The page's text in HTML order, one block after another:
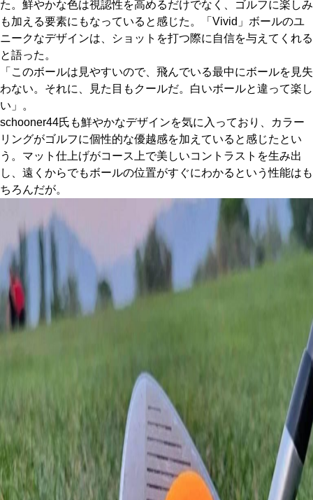
た。鮮やかな色は視認性を高めるだけでなく、ゴルフに楽しみ
も加える要素にもなっていると感じた。「Vivid」ボールのユ
ニークなデザインは、ショットを打つ際に自信を与えてくれる
と語った。
「このボールは見やすいので、飛んでいる最中にボールを見失
わない。それに、見た目もクールだ。白いボールと違って楽し
い」。
schooner44氏も鮮やかなデザインを気に入っており、カラー
リングがゴルフに個性的な優越感を加えていると感じたとい
う。マット仕上げがコース上で美しいコントラストを生み出
し、遠くからでもボールの位置がすぐにわかるという性能はも
ちろんだが。